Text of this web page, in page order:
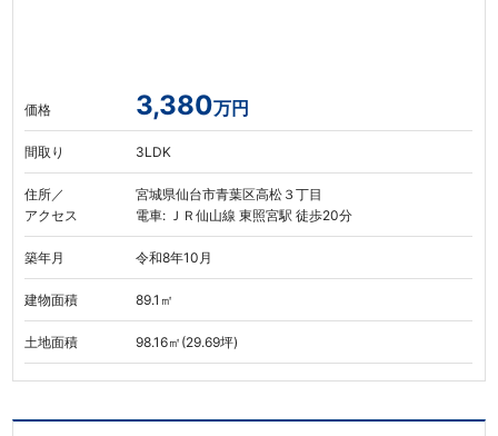
価格 3,380万円
間取り 3LDK
住所／
アクセス
宮城県仙台市青葉区高松３丁目
電車: ＪＲ仙山線 東照宮駅 徒歩20分
築年月 令和8年10月
建物面積 89.1㎡
土地面積 98.16㎡(29.69坪)